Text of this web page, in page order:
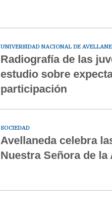
UNIVERSIDAD NACIONAL DE
Radiografía de las
estudio sobre
participación
SOCIEDAD
Avellaneda celebra
Nuestra Señora de la